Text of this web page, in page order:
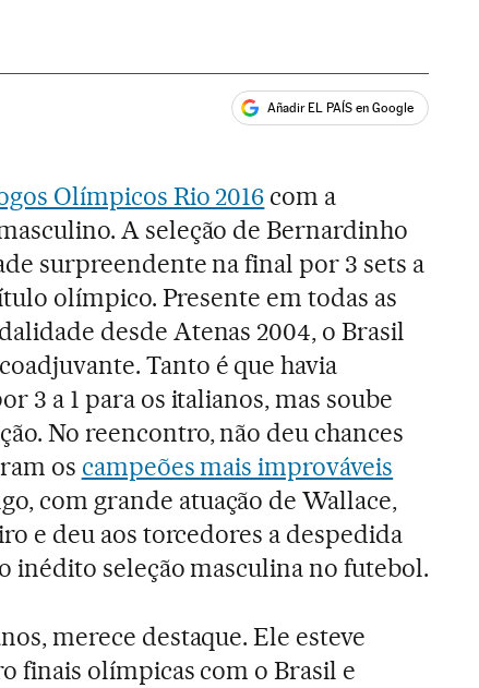
Añadir EL PAÍS en Google
Olímpicos Rio 2016 com a
A seleção de Bernardinho
surpreendente na final por 3 sets a
olímpico. Presente em todas as
desde Atenas 2004, o Brasil
Tanto é que havia
3 a 1 para os italianos, mas soube
No reencontro, não deu chances
os campeões mais improváveis
com grande atuação de Wallace,
e deu aos torcedores a despedida
inédito seleção masculina no futebol.
merece destaque. Ele esteve
finais olímpicas com o Brasil e